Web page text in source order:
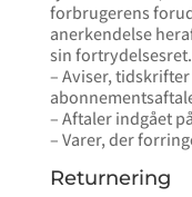
forbrugerens
anerkendelse
sin fortrydelsesret.
– Aviser,
– Aftaler indgået
– Varer, der
Returnering